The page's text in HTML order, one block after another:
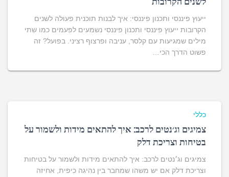
ייעוץ פיננסי ותכנון פיננסי: איך לבנות תוכנית פעולה לשנים
הקרובות ייעוץ פיננסי ותכנון פיננסי נשמעים לפעמים כמו שתי
מילים שמגיעות עם קלסר, עניבה ופרצוף רציני. בפועל? זה
פשוט הדרך הכי…
כללי
צמיגים וג׳נטים לרכב: איך להתאים מידות ולשמור על
בטיחות וצריכת דלק
צמיגים וג׳נטים לרכב: איך להתאים מידות ולשמור על בטיחות
וצריכת דלק אם יש משהו שמחבר בין נהיגה כיפית, אחיזה